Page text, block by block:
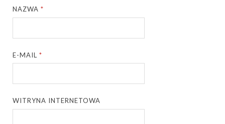
NAZWA*
E-MAIL*
WITRYNA INTERNETOWA